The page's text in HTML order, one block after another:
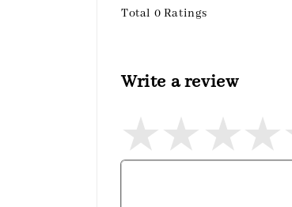
Total 0 Ratings
Write a review